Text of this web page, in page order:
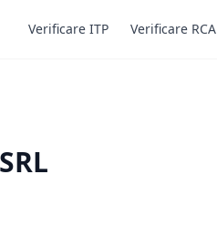
Verificare ITP Verificare RCA